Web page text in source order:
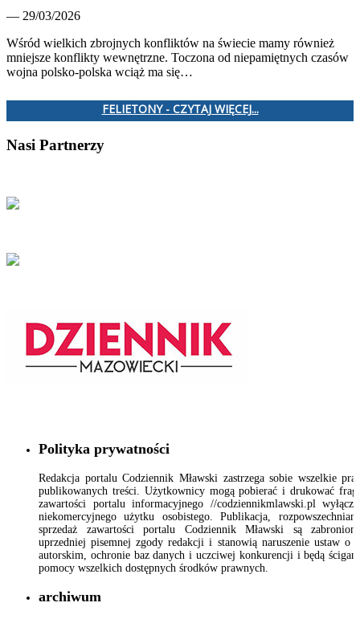
— 29/03/2026
Wśród wielkich zbrojnych konfliktów na świecie mamy również
mniejsze konflikty wewnętrzne. Toczona od niepamiętnych czasów
wojna polsko-polska wciąż ma się…
FELIETONY - CZYTAJ WIĘCEJ...
Nasi Partnerzy
Polityka prywatności
Redakcja portalu Codziennik Mławski zastrzega sobie wszelkie
publikowanych treści. Użytkownicy mogą pobierać i drukować
zawartości portalu informacyjnego //codziennikmlawski.pl
niekomercyjnego użytku osobistego. Publikacja,
sprzedaż zawartości portalu Codziennik Mławski są
uprzedniej pisemnej zgody redakcji i stanowią naruszenie ustaw o
autorskim, ochronie baz danych i uczciwej konkurencji i będą
pomocy wszelkich dostępnych środków prawnych.
archiwum